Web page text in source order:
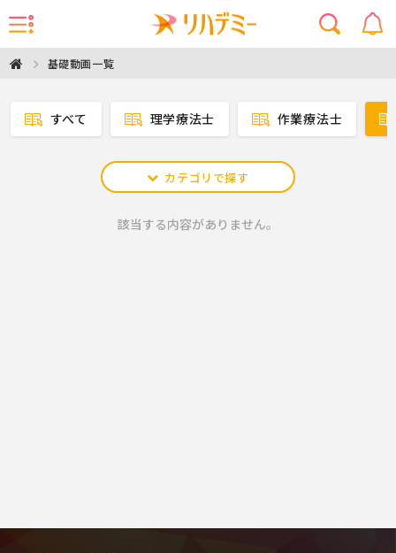
基礎動画一覧
すべて 理学療法士 作業療法士
カテゴリで探す
該当する内容がありません。